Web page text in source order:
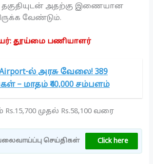
அதற்கு இணையான
வேண்டும்.
தூய்மை பணியாளர்
ல் அரசு வேலை! 389
– மாதம் ₹40,000 சம்பளம்
முதல் Rs.58,100 வரை
செய்திகள் Click here